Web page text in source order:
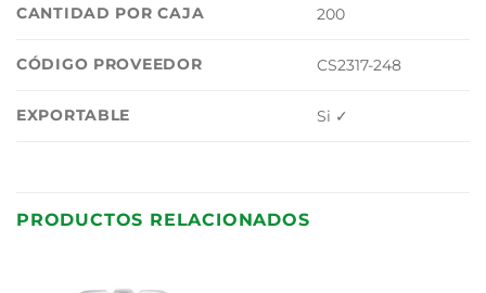
CANTIDAD POR CAJA 200
CÓDIGO PROVEEDOR CS2317-248
EXPORTABLE Si ✓
PRODUCTOS RELACIONADOS